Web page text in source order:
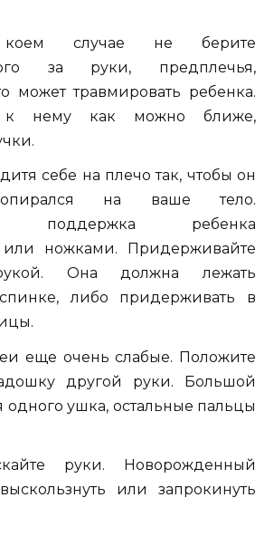
случае не берите
за руки, предплечья,
может травмировать ребенка.
к нему как можно ближе,
себе на плечо так, чтобы он
опирался на ваше тело.
поддержка ребенка
ножками. Придерживайте
Она должна лежать
либо придерживать в
еще очень слабые. Положите
другой руки. Большой
одного ушка, остальные пальцы
руки. Новорожденный
или запрокинуть